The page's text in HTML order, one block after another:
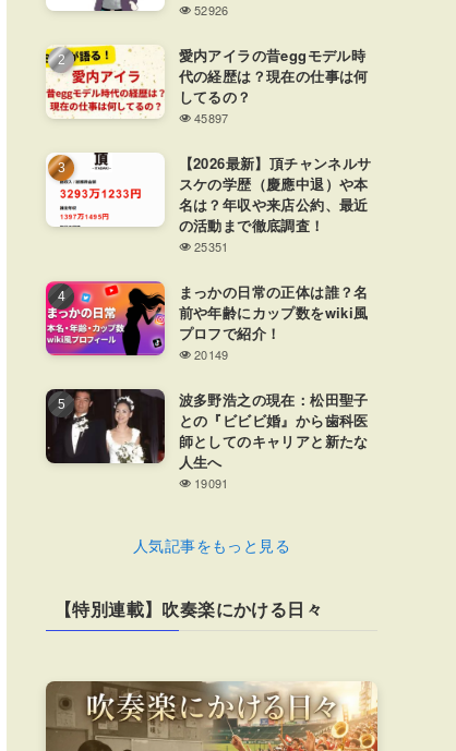
52926
愛内アイラの昔eggモデル時
代の経歴は？現在の仕事は何
してるの？
45897
【2026最新】頂チャンネルサ
スケの学歴（慶應中退）や本
名は？年収や来店公約、最近
の活動まで徹底調査！
25351
まっかの日常の正体は誰？名
前や年齢にカップ数をwiki風
プロフで紹介！
20149
波多野浩之の現在：松田聖子
との『ビビビ婚』から歯科医
師としてのキャリアと新たな
人生へ
19091
人気記事をもっと見る
【特別連載】吹奏楽にかける日々